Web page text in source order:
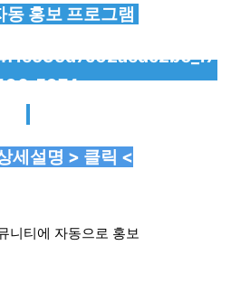
동 홍보 프로그램
세설명 > 클릭 <
니티에 자동으로 홍보